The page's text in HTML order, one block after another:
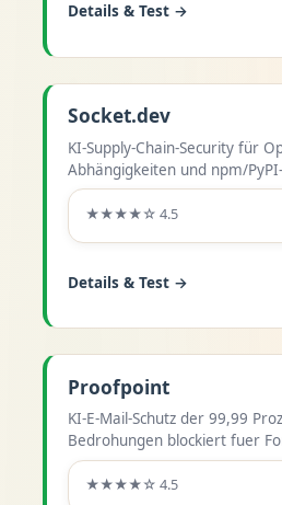
Details & Test →
Socket.dev
KI-Supply-Chain-Security für
Abhängigkeiten und npm/
★★★★☆ 4.5
Details & Test →
Proofpoint
KI-E-Mail-Schutz der 99,99
Bedrohungen blockiert fuer
★★★★☆ 4.5